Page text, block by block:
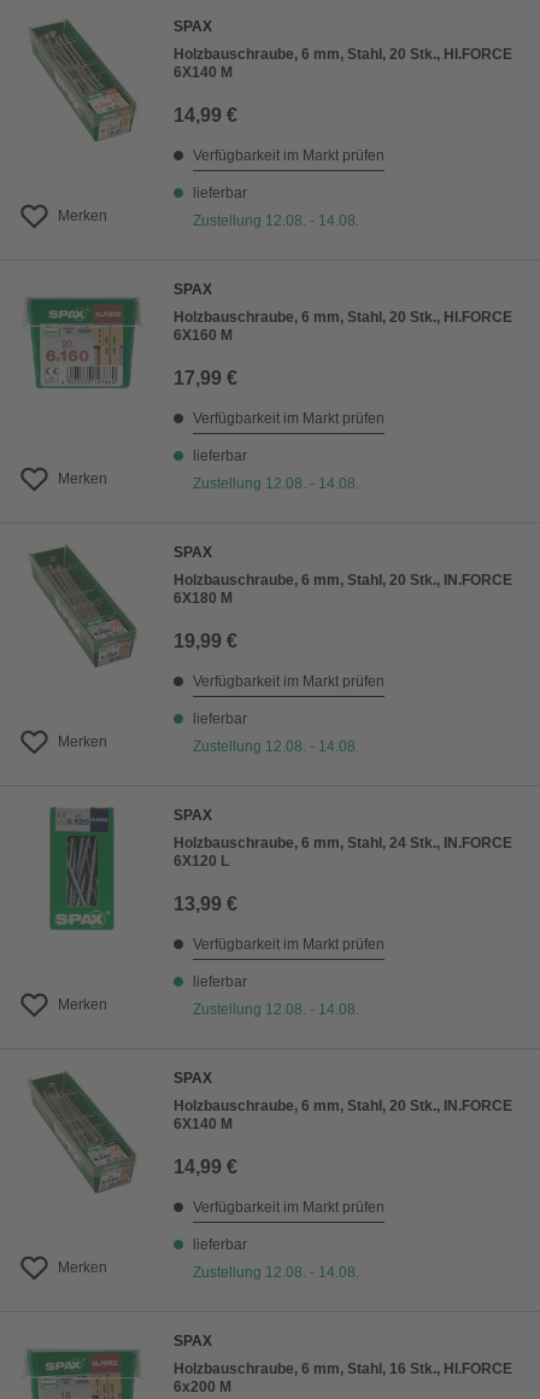
Merken
SPAX
Holzbauschraube, 6 mm, Stahl, 20 Stk., HI.FORCE
6X140 M
14,99 €
Verfügbarkeit im Markt prüfen
lieferbar
Zustellung 12.08. - 14.08.
Merken
SPAX
Holzbauschraube, 6 mm, Stahl, 20 Stk., HI.FORCE
6X160 M
17,99 €
Verfügbarkeit im Markt prüfen
lieferbar
Zustellung 12.08. - 14.08.
Merken
SPAX
Holzbauschraube, 6 mm, Stahl, 20 Stk., IN.FORCE
6X180 M
19,99 €
Verfügbarkeit im Markt prüfen
lieferbar
Zustellung 12.08. - 14.08.
Merken
SPAX
Holzbauschraube, 6 mm, Stahl, 24 Stk., IN.FORCE
6X120 L
13,99 €
Verfügbarkeit im Markt prüfen
lieferbar
Zustellung 12.08. - 14.08.
Merken
SPAX
Holzbauschraube, 6 mm, Stahl, 20 Stk., IN.FORCE
6X140 M
14,99 €
Verfügbarkeit im Markt prüfen
lieferbar
Zustellung 12.08. - 14.08.
SPAX
Holzbauschraube, 6 mm, Stahl, 16 Stk., HI.FORCE
6x200 M